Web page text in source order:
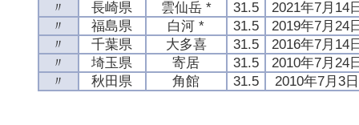
〃 長崎県 雲仙岳 * 31.5
2021年7月14
〃
福島県 白河 * 31.5
2019年7月24
〃
千葉県 大多喜 31.5
2016年7月14
〃
埼玉県 寄居 31.5
2010年7月24
〃
秋田県 角館 31.5 2010年7月3日